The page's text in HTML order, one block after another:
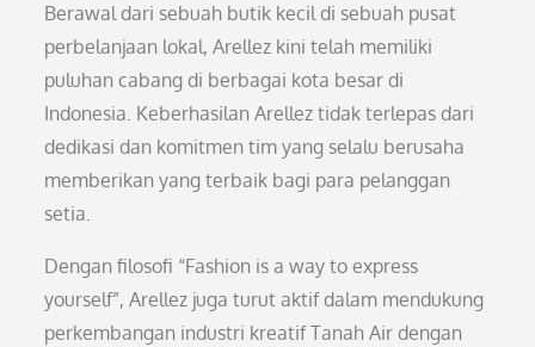
Berawal dari sebuah butik kecil di sebuah pusat
perbelanjaan lokal, Arellez kini telah memiliki
puluhan cabang di berbagai kota besar di
Indonesia. Keberhasilan Arellez tidak terlepas dari
dedikasi dan komitmen tim yang selalu berusaha
memberikan yang terbaik bagi para pelanggan
setia.
Dengan filosofi “Fashion is a way to express
yourself”, Arellez juga turut aktif dalam mendukung
perkembangan industri kreatif Tanah Air dengan